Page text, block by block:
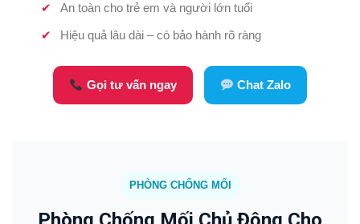
An toàn cho trẻ em và người lớn tuổi
Hiệu quả lâu dài – có bảo hành rõ ràng
Gọi tư vấn ngay Chat Zalo
PHÒNG CHỐNG MỐI